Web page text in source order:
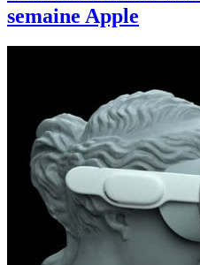
semaine Apple